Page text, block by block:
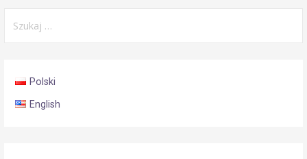
Polski
English